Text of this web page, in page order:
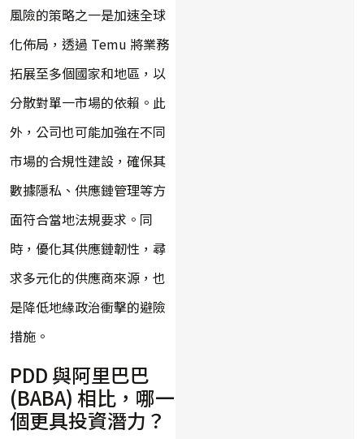
風險的策略之一是加速全球
化佈局，透過 Temu 將業務
拓展至多個國家和地區，以
分散對單一市場的依賴。此
外，公司也可能加強在不同
市場的合規性建設，確保其
數據隱私、供應鏈管理等方
面符合當地法規要求。同
時，優化其供應鏈韌性，尋
求多元化的供應商來源，也
是降低地緣政治衝擊的避險
措施。
PDD 與阿里巴巴
(BABA) 相比，哪一
個更具投資潛力？